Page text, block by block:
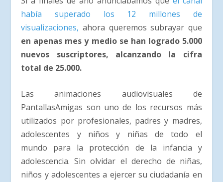
había superado los 12 millones de
visualizaciones, ahora queremos subrayar que
en apenas mes y medio se han logrado 5.000
nuevos suscriptores, alcanzando la cifra
total de 25.000.
Las animaciones audiovisuales de
PantallasAmigas son uno de los recursos más
utilizados por profesionales, padres y madres,
adolescentes y niños y niñas de todo el
mundo para la protección de la infancia y
adolescencia. Sin olvidar el derecho de niñas,
niños y adolescentes a ejercer su ciudadanía en